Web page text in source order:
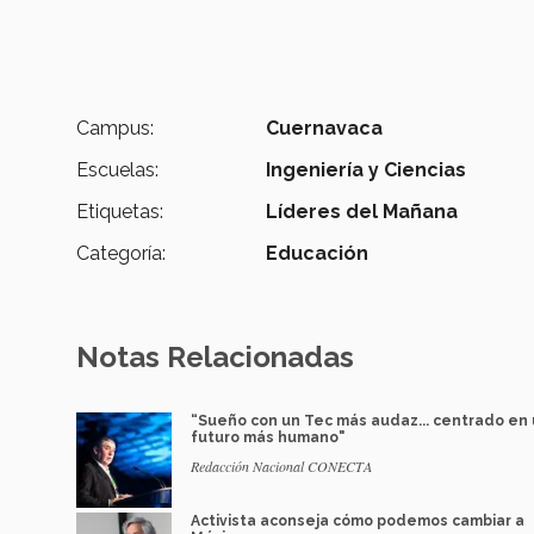
Campus:
Cuernavaca
Escuelas:
Ingeniería y Ciencias
Etiquetas:
Líderes del Mañana
Categoría:
Educación
Notas Relacionadas
“Sueño con un Tec más audaz... centrado en
futuro más humano"
Redacción Nacional CONECTA
Activista aconseja cómo podemos cambiar a